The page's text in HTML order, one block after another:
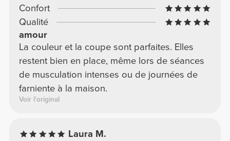
Confort
Qualité
amour
La couleur et la coupe sont parfaites. Elles
restent bien en place, même lors de séances
de musculation intenses ou de journées de
farniente à la maison.
Voir l'original
Laura M.